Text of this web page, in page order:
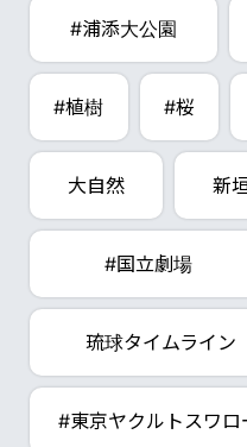
#浦添大公園
#植樹 #桜
大自然 新
#国立劇場
琉球タイムライン
#東京ヤクルトスワロ